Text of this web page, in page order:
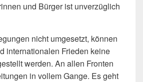
und Bürger ist unverzüglich
nicht umgesetzt, können
internationa­len Frieden keine
werden. An allen Fronten
in vollem Gange. Es geht